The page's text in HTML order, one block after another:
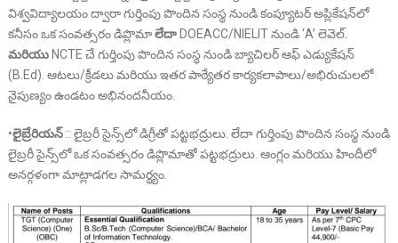
విశ్వవిద్యాలయం ద్వారా గుర్తింపు పొందిన సంస్థ నుండి కంప్యూటర్ అప్లికేషన్‌లో
కనీసం ఒక సంవత్సరం డిప్లొమాలేదాDOEACC/NIELIT నుండి ‘A’ లెవెల్.
మరియుNCTE చే గుర్తింపు పొందిన సంస్థ నుండి బ్యాచిలర్ ఆఫ్ ఎడ్యుకేషన్
(B.Ed). ఆటలు/క్రీడలు మరియు ఇతర పాఠ్యేతర కార్యకలాపాలు/అభిరుచులలో
నైపుణ్యం ఉండటం అభినందనీయం.
•లైబ్రేరియన్:: లైబ్రరీ సైన్స్‌లో డిగ్రీతో పట్టభద్రులు. లేదా గుర్తింపు పొందిన సంస్థ నుండి
లైబ్రరీ సైన్స్‌లో ఒక సంవత్సరం డిప్లొమాతో పట్టభద్రులు. ఆంగ్లం మరియు హిందీలో
అనర్గళంగా మాట్లాడగల సామర్థ్యం.